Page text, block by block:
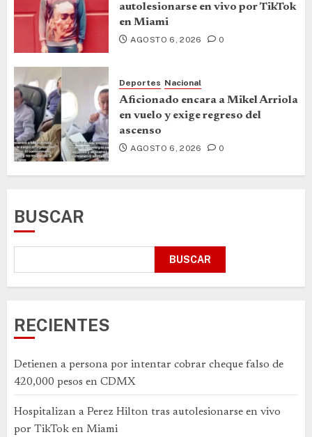
autolesionarse en vivo por TikTok
en Miami
AGOSTO 6, 2026 0
Deportes Nacional
Aficionado encara a Mikel Arriola
en vuelo y exige regreso del
ascenso
AGOSTO 6, 2026 0
BUSCAR
BUSCAR
RECIENTES
Detienen a persona por intentar cobrar cheque falso de
420,000 pesos en CDMX
Hospitalizan a Perez Hilton tras autolesionarse en vivo
por TikTok en Miami